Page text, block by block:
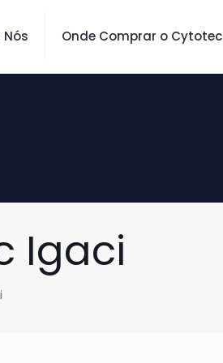
Nós Onde Comprar o Cytotec
Igaci